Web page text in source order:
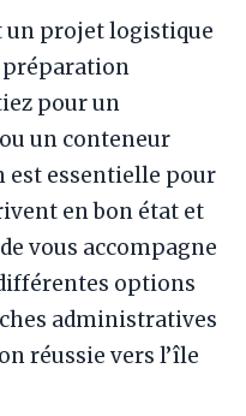
un projet logistique
préparation
pour un
un conteneur
essentielle pour
en bon état et
vous accompagne
options
administratives
réussie vers l’île